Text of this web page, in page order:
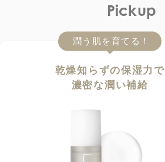
Pickup
潤う肌を育てる！
乾燥知らずの保湿力で
濃密な潤い補給